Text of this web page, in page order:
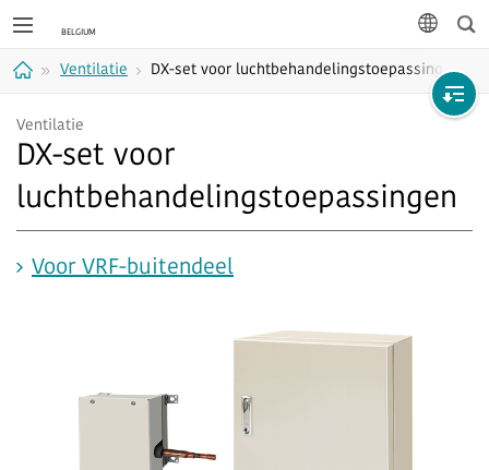
Ventilatie DX-set voor luchtbehandelingstoepassingen
Ventilatie
DX-set voor
luchtbehandelingstoepassingen
Voor VRF-buitendeel